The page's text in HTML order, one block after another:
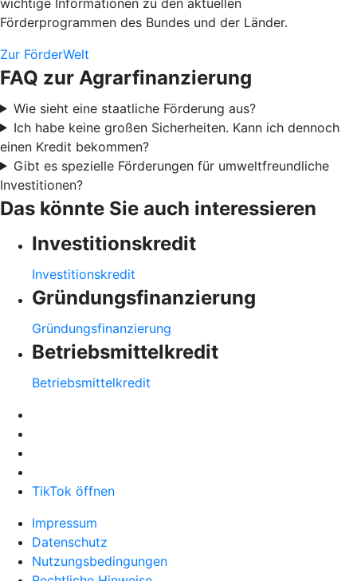
Förderprogrammen des Bundes und der Länder.
Zur FörderWelt
FAQ zur Agrarfinanzierung
Wie sieht eine staatliche Förderung aus?
Ich habe keine großen Sicherheiten. Kann ich dennoch
einen Kredit bekommen?
Gibt es spezielle Förderungen für umweltfreundliche
Investitionen?
Das könnte Sie auch interessieren
Investitionskredit
Investitionskredit
Gründungsfinanzierung
Gründungsfinanzierung
Betriebsmittelkredit
Betriebsmittelkredit
TikTok öffnen
Impressum
Datenschutz
Nutzungsbedingungen